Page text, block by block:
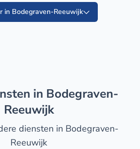
in Bodegraven-Reeuwijk
Reeuwijk
diensten in Bodegraven-
Reeuwijk